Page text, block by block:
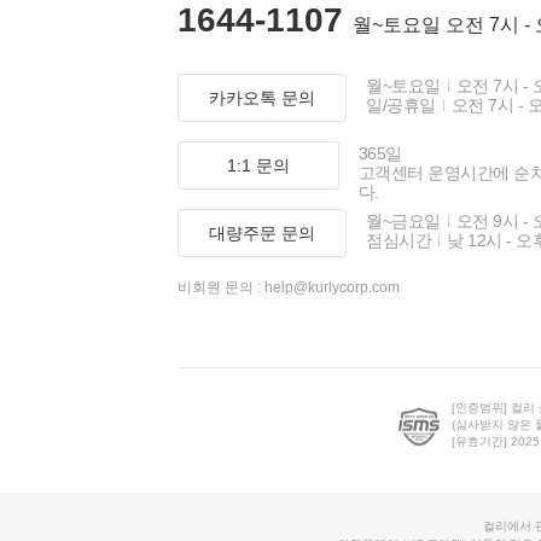
1644-1107 월~토요일 오전 7시 -
카카오톡 문의
월~토요일
오전 7시 -
일/공휴일
오전 7시 -
1:1 문의
365일
고객센터 운영시간에 순
다.
대량주문 문의
월~금요일
오전 9시 -
점심시간
낮 12시 - 오
비회원 문의 : help@kurlycorp.com
[인증범위] 컬리
(심사받지 않은
[유효기간]
컬리에서